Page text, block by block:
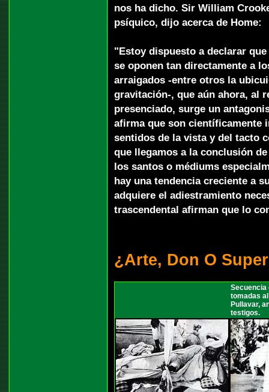
nos ha dicho. Sir William
psíquico, dijo acerca de Home:
"Estoy dispuesto a declarar
se oponen tan directamente a
arraigados -entre otros la
gravitación-, que aún ahora, al
presenciado, surge un
afirma que son científicamente
sentidos de la vista y del tacto
que llegamos a la conclusión
los santos o médiums
hay una tendencia creciente a
adquiere el adiestramiento
trascendental afirman que lo
¿Arte, Don O
Secuencia
tomadas
Pullavar,
testigos.